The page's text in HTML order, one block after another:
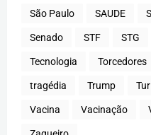
São Paulo SAUDE
Senado STF STG
Tecnologia Torcedores
tragédia Trump
Vacina Vacinação